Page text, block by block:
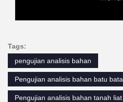
Tags:
pengujian analisis bahan
Pengujian analisis bahan batu bata
Pengujian analisis bahan tanah liat